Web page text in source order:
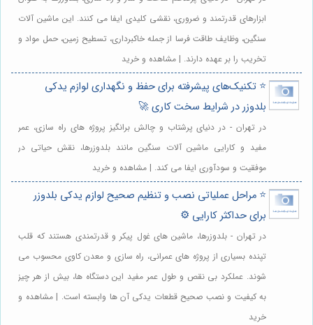
ابزارهای قدرتمند و ضروری، نقشی کلیدی ایفا می کنند. این ماشین آلات
سنگین، وظایف طاقت فرسا از جمله خاکبرداری، تسطیح زمین، حمل مواد و
تخریب را بر عهده دارند. | مشاهده و خرید
⭐️ تکنیک‌های پیشرفته برای حفظ و نگهداری لوازم یدکی
بلدوزر در شرایط سخت کاری 🚀
در تهران - در دنیای پرشتاب و چالش برانگیز پروژه های راه سازی، عمر
مفید و کارایی ماشین آلات سنگین مانند بلدوزرها، نقش حیاتی در
موفقیت و سودآوری ایفا می کند. | مشاهده و خرید
⭐️ مراحل عملیاتی نصب و تنظیم صحیح لوازم یدکی بلدوزر
برای حداکثر کارایی ⚙️
در تهران - بلدوزرها، ماشین های غول پیکر و قدرتمندی هستند که قلب
تپنده بسیاری از پروژه های عمرانی، راه سازی و معدن کاوی محسوب می
شوند. عملکرد بی نقص و طول عمر مفید این دستگاه ها، بیش از هر چیز
به کیفیت و نصب صحیح قطعات یدکی آن ها وابسته است. | مشاهده و
خرید